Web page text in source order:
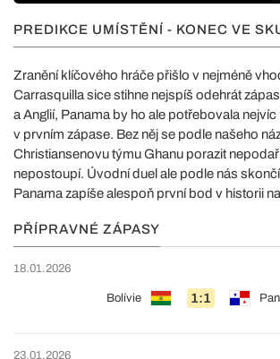
PREDIKCE UMÍSTĚNÍ - KONEC VE
Zranění klíčového hráče přišlo v nejméně
Carrasquilla sice stihne nejspíš odehrát
a Anglií, Panama by ho ale potřebovala nejvíc
v prvním zápase. Bez něj se podle našeho
Christiansenovu týmu Ghanu porazit
nepostoupí. Úvodní duel ale podle nás
Panama zapíše alespoň první bod v historii
PŘÍPRAVNÉ ZÁPASY
18.01.2026
Bolívie 1:1
23.01.2026